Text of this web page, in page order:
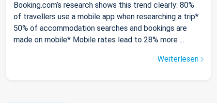
Booking.com’s research shows this trend clearly: 80%
of travellers use a mobile app when researching a trip*
50% of accommodation searches and bookings are
made on mobile* Mobile rates lead to 28% more ...
Weiterlesen